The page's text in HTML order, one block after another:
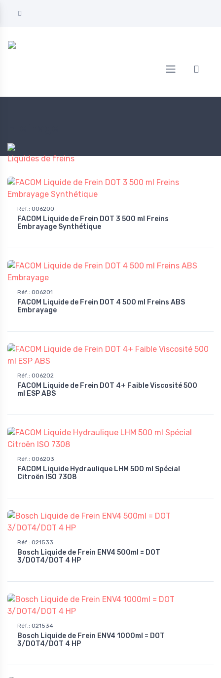
Liquides de freins
Réf. : 006200
FACOM Liquide de Frein DOT 3 500 ml Freins
Embrayage Synthétique
Réf. : 006201
FACOM Liquide de Frein DOT 4 500 ml Freins ABS
Embrayage
Réf. : 006202
FACOM Liquide de Frein DOT 4+ Faible Viscosité 500
ml ESP ABS
Réf. : 006203
FACOM Liquide Hydraulique LHM 500 ml Spécial
Citroën ISO 7308
Réf. : 021533
Bosch Liquide de Frein ENV4 500ml = DOT
3/DOT4/DOT 4 HP
Réf. : 021534
Bosch Liquide de Frein ENV4 1000ml = DOT
3/DOT4/DOT 4 HP